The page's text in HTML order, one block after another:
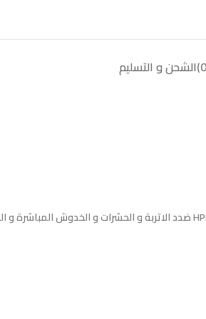
الشحن و التسليم